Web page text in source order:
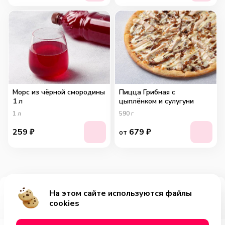
Добавить за 599₽
Морс из чёрной смородины
1 л
1 л
259 ₽
Пицца Грибная с
цыплёнком и сулугуни
590 г
от 679 ₽
На этом сайте используются файлы
cookies